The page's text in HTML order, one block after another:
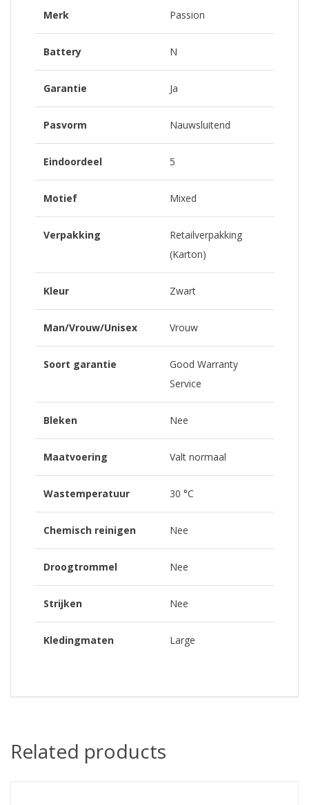
Merk Passion
Battery N
Garantie Ja
Pasvorm Nauwsluitend
Eindoordeel 5
Motief Mixed
Verpakking
Retailverpakking
(Karton)
Kleur Zwart
Man/Vrouw/Unisex Vrouw
Soort garantie
Good Warranty
Service
Bleken Nee
Maatvoering Valt normaal
Wastemperatuur 30 °C
Chemisch reinigen Nee
Droogtrommel Nee
Strijken Nee
Kledingmaten Large
Related products